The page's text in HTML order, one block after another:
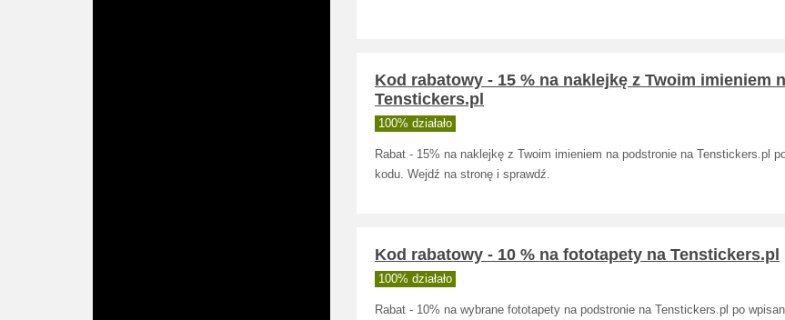
Kod rabatowy - 15 % na naklejkę z Twoim imieniem
Tenstickers.pl
100% działało
Rabat - 15% na naklejkę z Twoim imieniem na podstronie na Tenstickers.pl
kodu. Wejdź na stronę i sprawdź.
Kod rabatowy - 10 % na fototapety na Tenstickers.pl
100% działało
Rabat - 10% na wybrane fototapety na podstronie na Tenstickers.pl po